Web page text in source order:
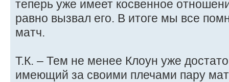
теперь уже имеет косвенное
равно вызвал его. В итоге мы все
матч.
Т.К. – Тем не менее Клоун уже
имеющий за своими плечами пару